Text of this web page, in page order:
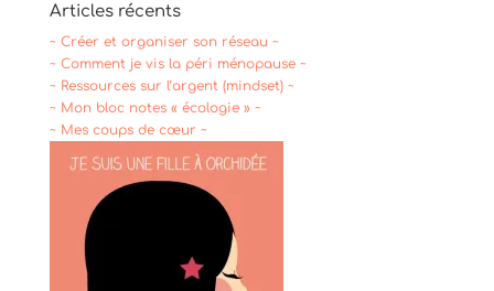
Articles récents
~ Créer et organiser son réseau ~
~ Comment je vis la péri ménopause ~
~ Ressources sur l’argent (mindset) ~
~ Mon bloc notes « écologie » ~
~ Mes coups de cœur ~